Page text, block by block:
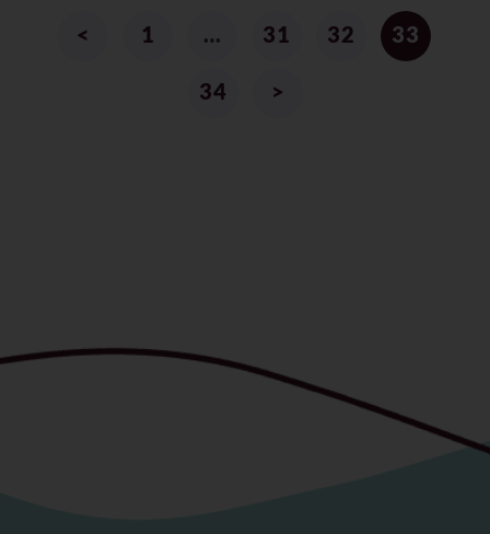
< 1 … 31 32 33
34 >